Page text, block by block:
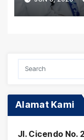
SLBN
Alamat Kami
Jl. Cicendo No. 2